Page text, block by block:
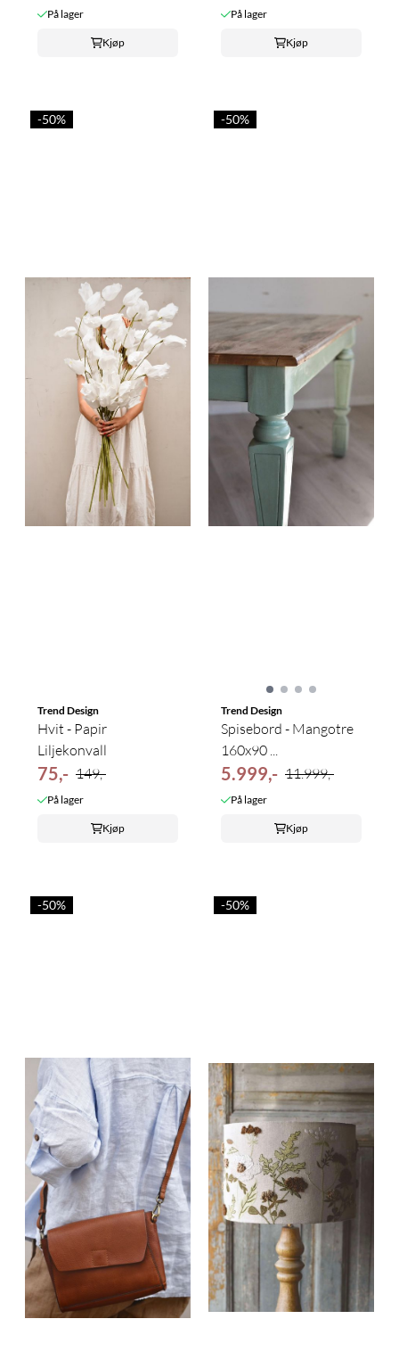
På lager
Kjøp
På lager
Kjøp
-50%
Trend Design
Hvit - Papir
Liljekonvall
75,- 149,-
På lager
Kjøp
-50%
Trend Design
Spisebord - Mangotre
160x90 ...
5.999,- 11.999,-
På lager
Kjøp
-50% -50%